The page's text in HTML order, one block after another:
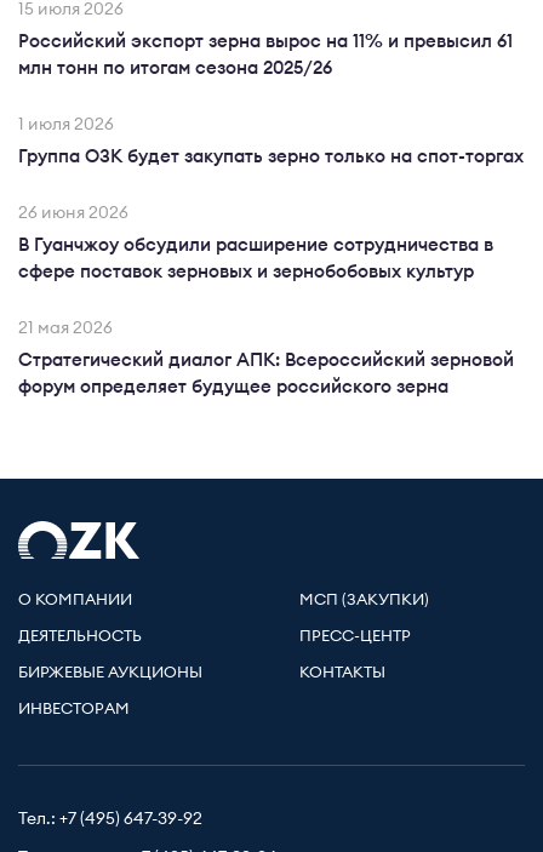
15 июля 2026
Российский экспорт зерна вырос на 11% и превысил 61
млн тонн по итогам сезона 2025/26
1 июля 2026
Группа ОЗК будет закупать зерно только на спот-торгах
26 июня 2026
В Гуанчжоу обсудили расширение сотрудничества в
сфере поставок зерновых и зернобобовых культур
21 мая 2026
Стратегический диалог АПК: Всероссийский зерновой
форум определяет будущее российского зерна
О КОМПАНИИ
ДЕЯТЕЛЬНОСТЬ
БИРЖЕВЫЕ АУКЦИОНЫ
ИНВЕСТОРАМ
МСП (ЗАКУПКИ)
ПРЕСС-ЦЕНТР
КОНТАКТЫ
Тел.: +7 (495) 647-39-92